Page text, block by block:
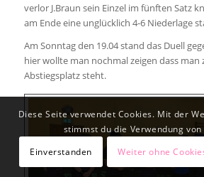
verlor J.Braun sein Einzel im fünften Satz
am Ende eine unglücklich 4-6 Niederlage
Am Sonntag den 19.04 stand das Duell
hier wollte man nochmal zeigen dass man
Abstiegsplatz steht.
Diese Seite verwendet Cookies. Mit der
stimmst du die Verwendung von
Einverstanden
Weiter ohne